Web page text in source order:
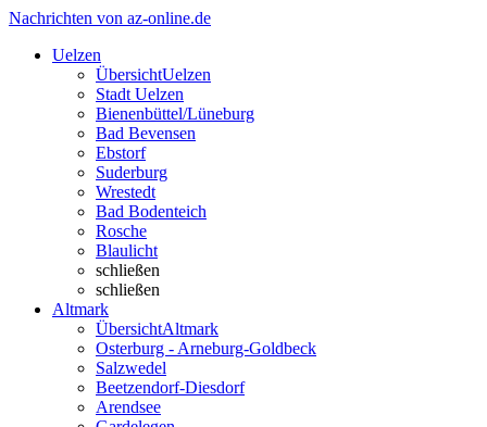
Nachrichten von az-online.de
Uelzen
ÜbersichtUelzen
Stadt Uelzen
Bienenbüttel/Lüneburg
Bad Bevensen
Ebstorf
Suderburg
Wrestedt
Bad Bodenteich
Rosche
Blaulicht
schließen
schließen
Altmark
ÜbersichtAltmark
Osterburg - Arneburg-Goldbeck
Salzwedel
Beetzendorf-Diesdorf
Arendsee